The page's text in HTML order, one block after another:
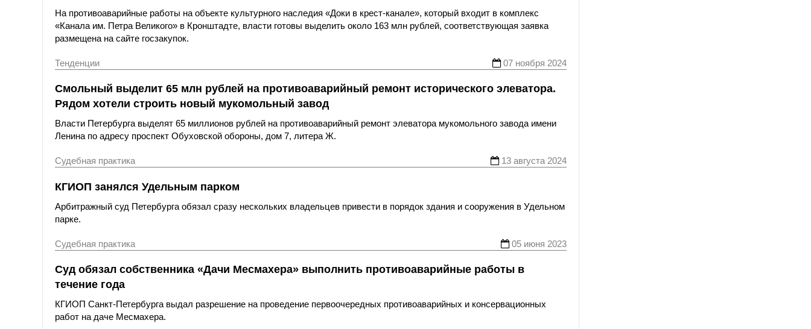
На противоаварийные работы на объекте культурного наследия «Доки в крест-канале», который входит в комплекс
«Канала им. Петра Великого» в Кронштадте, власти готовы выделить около 163 млн рублей, соответствующая заявка
размещена на сайте госзакупок.
Тенденции 07 ноября 2024
Смольный выделит 65 млн рублей на противоаварийный ремонт исторического элеватора.
Рядом хотели строить новый мукомольный завод
Власти Петербурга выделят 65 миллионов рублей на противоаварийный ремонт элеватора мукомольного завода имени
Ленина по адресу проспект Обуховской обороны, дом 7, литера Ж.
Судебная практика 13 августа 2024
КГИОП занялся Удельным парком
Арбитражный суд Петербурга обязал сразу нескольких владельцев привести в порядок здания и сооружения в Удельном
парке.
Судебная практика 05 июня 2023
Суд обязал собственника «Дачи Месмахера» выполнить противоаварийные работы в
течение года
КГИОП Санкт-Петербурга выдал разрешение на проведение первоочередных противоаварийных и консервационных
работ на даче Месмахера.